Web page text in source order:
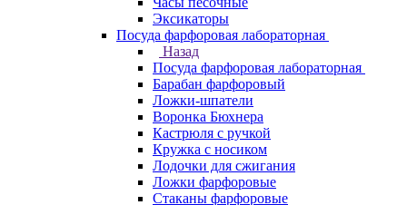
Эксикаторы
Посуда фарфоровая лабораторная
Назад
Посуда фарфоровая лабораторная
Барабан фарфоровый
Ложки-шпатели
Воронка Бюхнера
Кастрюля с ручкой
Кружка с носиком
Лодочки для сжигания
Ложки фарфоровые
Стаканы фарфоровые